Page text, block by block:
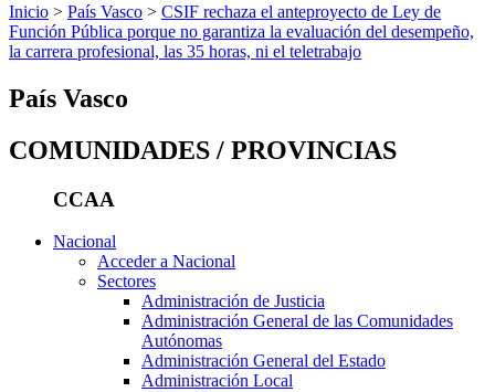
Inicio > País Vasco > CSIF rechaza el anteproyecto de Ley de
Función Pública porque no garantiza la evaluación del desempeño,
la carrera profesional, las 35 horas, ni el teletrabajo
País Vasco
COMUNIDADES / PROVINCIAS
CCAA
Nacional
Acceder a Nacional
Sectores
Administración de Justicia
Administración General de las Comunidades
Autónomas
Administración General del Estado
Administración Local